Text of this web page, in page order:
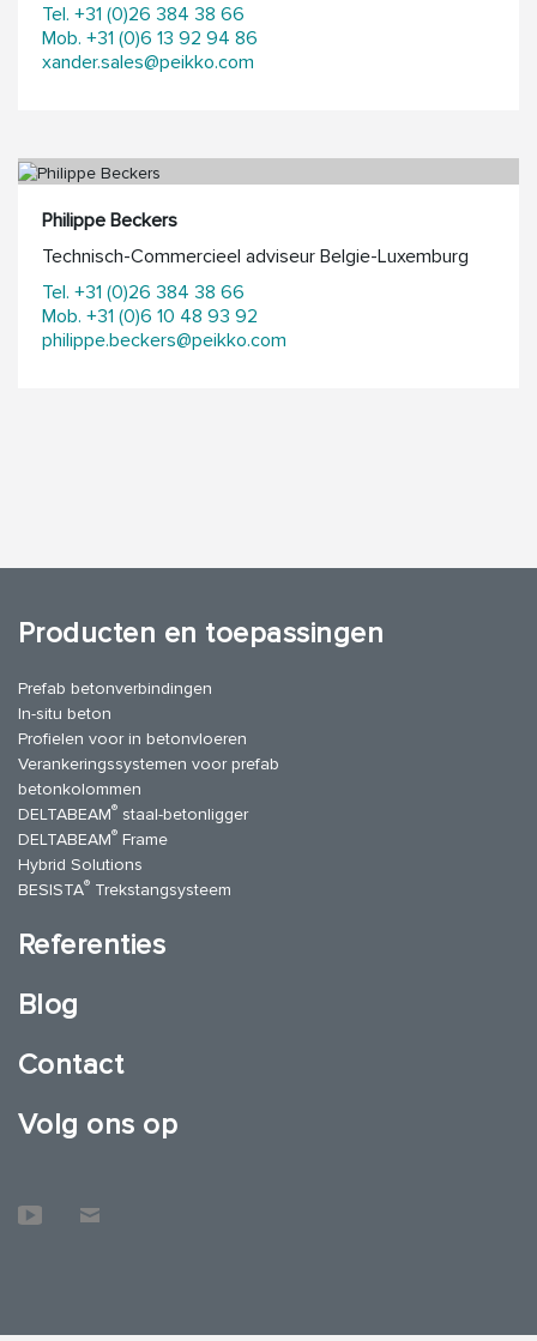
Tel. +31 (0)26 384 38 66
Mob. +31 (0)6 13 92 94 86
xander.sales@peikko.com
Philippe Beckers
Technisch-Commercieel adviseur Belgie-Luxemburg
Tel. +31 (0)26 384 38 66
Mob. +31 (0)6 10 48 93 92
philippe.beckers@peikko.com
Producten en toepassingen
Prefab betonverbindingen
In-situ beton
Profielen voor in betonvloeren
Verankeringssystemen voor prefab
betonkolommen
DELTABEAM® staal-betonligger
DELTABEAM® Frame
Hybrid Solutions
BESISTA® Trekstangsysteem
Referenties
Blog
Contact
Volg ons op